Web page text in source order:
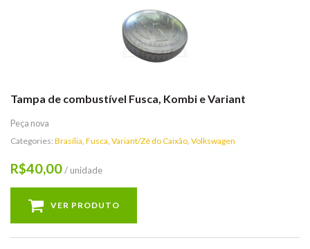
Tampa de combustível Fusca, Kombi e Variant
Peça nova
Categories: Brasília, Fusca, Variant/Zé do Caixão, Volkswagen
R$40,00/ unidade
VER PRODUTO